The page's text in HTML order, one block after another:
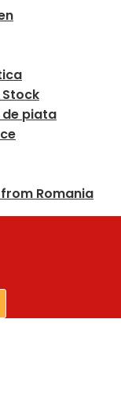
Stock
de piata
Romania